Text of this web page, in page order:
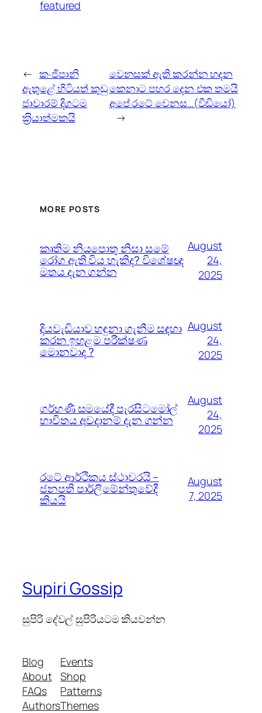
featured
← කංජිපානි
ඇතුළේ හිටියත් කුඩු
ජාවාරම් දිගටම
ක‍්‍රියාත්මකයි
වෙනසක් ඇති කරන්න හදන
කෙනාට පහර දෙන එක තමයි
අපේ රටේ වෙනස…(වීඩියෝ)
→
MORE POSTS
කෘතිම නියපොතු නිසා සමේ
රෝග ඇති විය හැකිද? විශේෂඥ
මතය දැන ගන්න
August
24,
2025
දියවැඩියාව හඳුනා ගැනීම සඳහා
කරන ඉහළම පරීක්ෂණ
මොනවාද ?
August
24,
2025
ගර්භණී සමයේදී පැරසිටමෝල්
භාවිතය අවදානම් දැන ගන්න
August
24,
2025
රටේ ආර්ථිකය ස්ථාවරයි –
ජනපති පාර්ලිමේන්තුවේදී
කියයි
August
7, 2025
Supiri Gossip
සුපිරි දේවල් සුපිරියටම කියවන්න
Blog
About
FAQs
Authors
Events
Shop
Patterns
Themes